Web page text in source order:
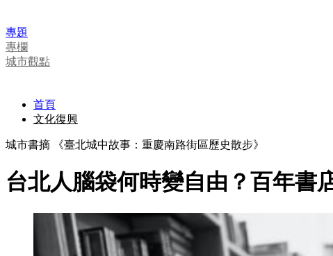
專題
專欄
城市觀點
首頁
文化復興
城市書摘 《臺北城中故事：重慶南路街區歷史散步》
台北人腦袋何時變自由？百年書